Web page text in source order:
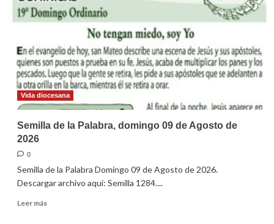
Vida diocesana
Semilla de la Palabra, domingo 09 de Agosto de
2026
0
Semilla de la Palabra Domingo 09 de Agosto de 2026.
Descargar archivo aquí: Semilla 1284....
Leer másLeer